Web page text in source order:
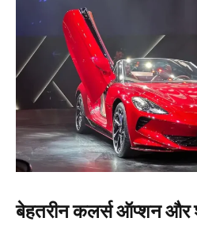
बेहतरीन कलर्स ऑप्शन और